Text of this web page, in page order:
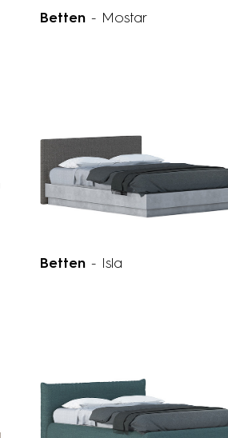
Betten - Mostar
Betten - Isla